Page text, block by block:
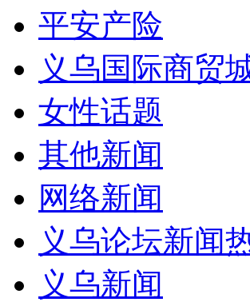
平安产险
义乌国际商贸
女性话题
其他新闻
网络新闻
义乌论坛新闻
义乌新闻